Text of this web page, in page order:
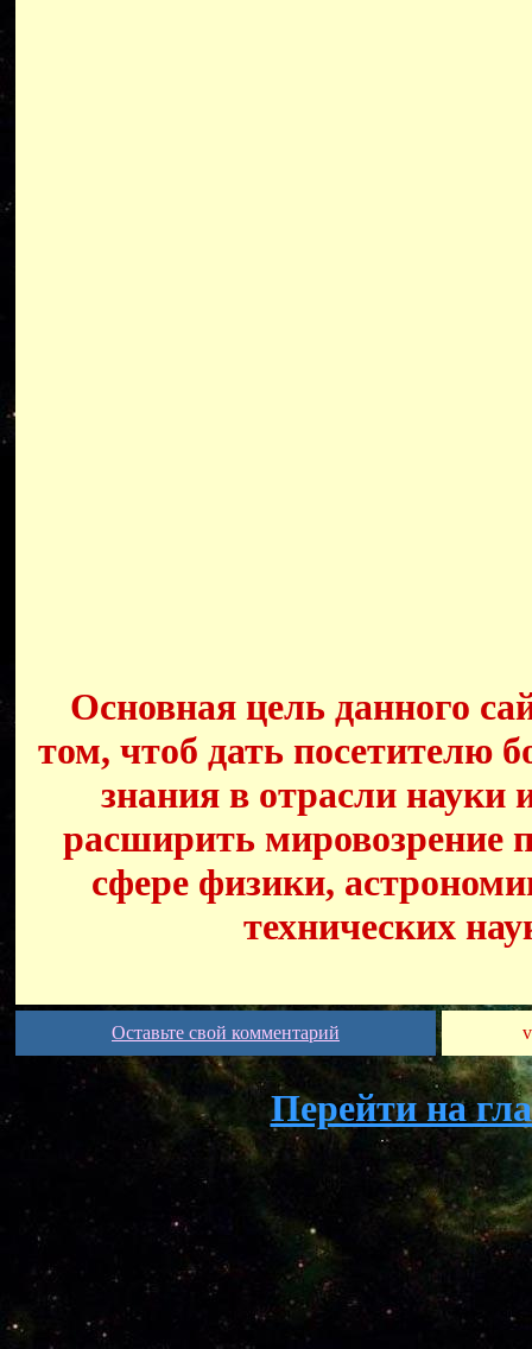
Основная цель данного
том, чтоб дать посетителю
знания в отрасли науки
расширить мировозрение
сфере физики,
технических
Оставьте свой комментарий
Перейти на